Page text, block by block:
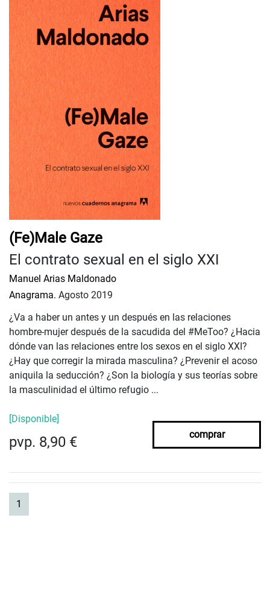
(Fe)Male Gaze
El contrato sexual en el siglo XXI
Manuel Arias Maldonado
Anagrama. Agosto 2019
¿Va a haber un antes y un después en las relaciones
hombre-mujer después de la sacudida del #MeToo? ¿Hacia
dónde van las relaciones entre los sexos en el siglo XXI?
¿Hay que corregir la mirada masculina? ¿Prevenir el acoso
aniquila la seducción? ¿Son la biología y sus teorías sobre
la masculinidad el último refugio ...
[Disponible]
pvp. 8,90 € comprar
1